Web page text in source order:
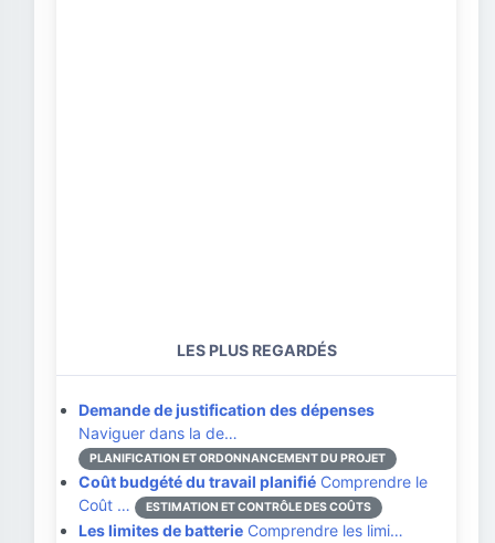
LES PLUS REGARDÉS
Demande de justification des dépenses
Naviguer dans la de…
PLANIFICATION ET ORDONNANCEMENT DU PROJET
Coût budgété du travail planifié Comprendre le
Coût …
ESTIMATION ET CONTRÔLE DES COÛTS
Les limites de batterie Comprendre les limi…